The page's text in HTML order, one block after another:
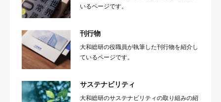
いるページです。
刊行物
大和総研の役職員が執筆した刊行物を紹介し
ているページです。
サステナビリティ
大和総研のサステナビリティの取り組みの紹